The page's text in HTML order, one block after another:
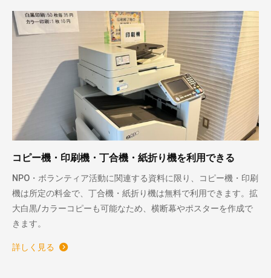
コピー機・印刷機・丁合機・紙折り機を利用できる
NPO・ボランティア活動に関連する資料に限り、コピー機・印刷
機は所定の料金で、丁合機・紙折り機は無料で利用できます。拡
大白黒/カラーコピーも可能なため、横断幕やポスターを作成で
きます。
詳しく見る